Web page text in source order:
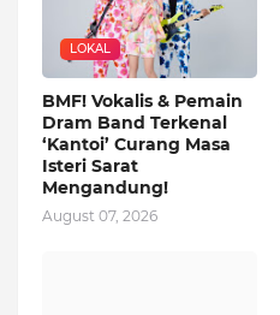
LOKAL
BMF! Vokalis & Pemain
Dram Band Terkenal
‘Kantoi’ Curang Masa
Isteri Sarat
Mengandung!
August 07, 2026